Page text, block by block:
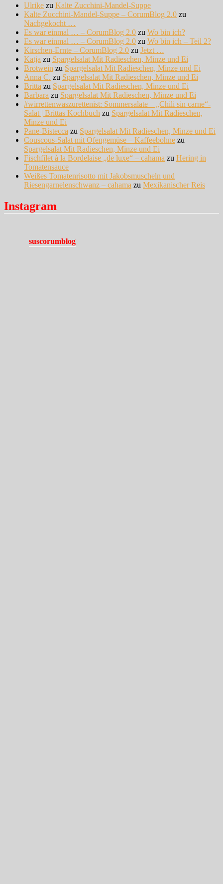
Ulrike zu Kalte Zucchini-Mandel-Suppe
Kalte Zucchini-Mandel-Suppe – CorumBlog 2.0 zu
Nachgekocht …
Es war einmal … – CorumBlog 2.0 zu Wo bin ich?
Es war einmal … – CorumBlog 2.0 zu Wo bin ich – Teil 2?
Kirschen-Ernte – CorumBlog 2.0 zu Jetzt …
Katja zu Spargelsalat Mit Radieschen, Minze und Ei
Brotwein zu Spargelsalat Mit Radieschen, Minze und Ei
Anna C. zu Spargelsalat Mit Radieschen, Minze und Ei
Britta zu Spargelsalat Mit Radieschen, Minze und Ei
Barbara zu Spargelsalat Mit Radieschen, Minze und Ei
#wirrettenwaszurettenist: Sommersalate – „Chili sin carne“-
Salat | Brittas Kochbuch zu Spargelsalat Mit Radieschen,
Minze und Ei
Pane-Bistecca zu Spargelsalat Mit Radieschen, Minze und Ei
Couscous-Salat mit Ofengemüse – Kaffeebohne zu
Spargelsalat Mit Radieschen, Minze und Ei
Fischfilet à la Bordelaise „de luxe“ – cahama zu Hering in
Tomatensauce
Weißes Tomatenrisotto mit Jakobsmuscheln und
Riesengarnelenschwanz – cahama zu Mexikanischer Reis
Instagram
suscorumblog